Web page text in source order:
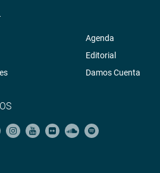
Agenda
Editorial
Damos Cuenta